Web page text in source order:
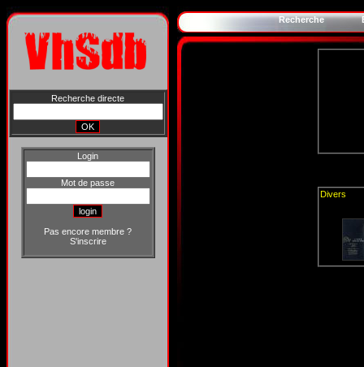
Recherche directe
Login
Mot de passe
Pas encore membre ?
S'inscrire
Recherche
Divers